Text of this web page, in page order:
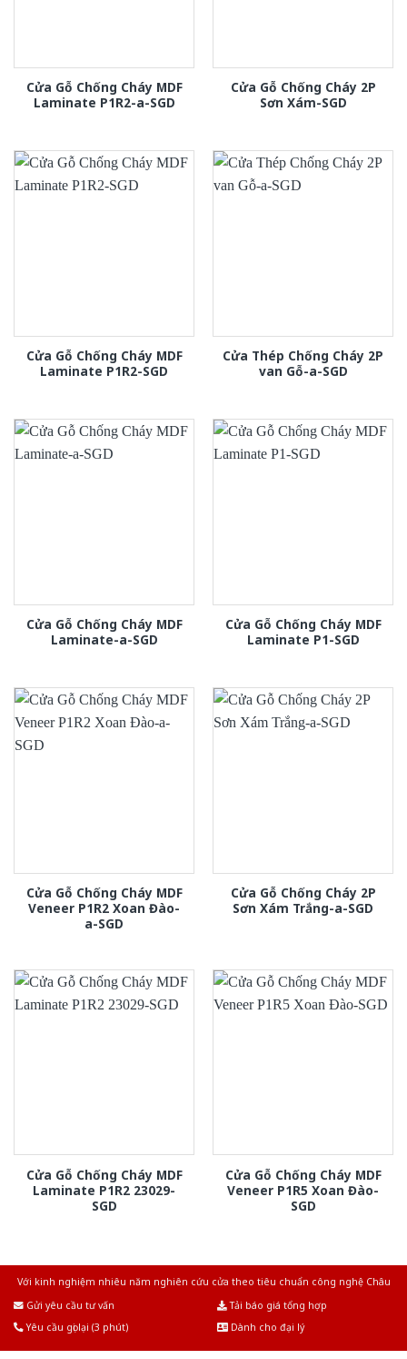
Cửa Gỗ Chống Cháy MDF
Laminate P1R2-a-SGD
Cửa Gỗ Chống Cháy 2P
Sơn Xám-SGD
Cửa Gỗ Chống Cháy MDF
Laminate P1R2-SGD
Cửa Thép Chống Cháy 2P
van Gỗ-a-SGD
Cửa Gỗ Chống Cháy MDF
Laminate-a-SGD
Cửa Gỗ Chống Cháy MDF
Laminate P1-SGD
Cửa Gỗ Chống Cháy MDF
Veneer P1R2 Xoan Đào-
a-SGD
Cửa Gỗ Chống Cháy 2P
Sơn Xám Trắng-a-SGD
Cửa Gỗ Chống Cháy MDF
Laminate P1R2 23029-
SGD
Cửa Gỗ Chống Cháy MDF
Veneer P1R5 Xoan Đào-
SGD
Với kinh nghiệm nhiêu năm nghiên cứu cửa theo tiêu chuẩn công nghệ Châu
Gửi yêu cầu tư vấn
Tải báo giá tổng hợp
Yêu cầu gọi lại (3 phút)
Dành cho đại lý